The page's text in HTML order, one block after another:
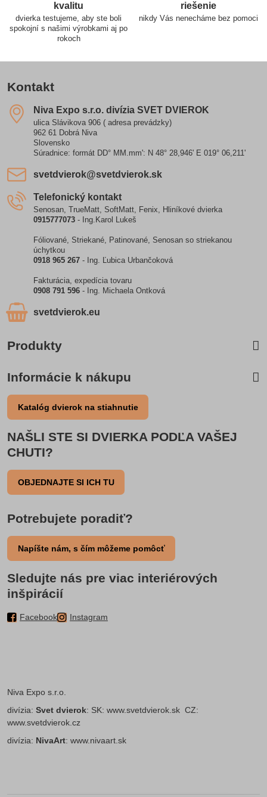
kvalitu
dvierka testujeme, aby ste boli
spokojní s našimi výrobkami aj po
rokoch
riešenie
nikdy Vás nenecháme bez pomoci
Kontakt
Niva Expo s​.r​.o​. divízia SVET DVIEROK
ulica Slávikova 906 ( adresa prevádzky)
962 61 Dobrá Niva
Slovensko
Súradnice: formát DD° MM.mm': N 48° 28,946' E 019° 06,211'
svetdvierok​@svetdvierok​.sk
Telefonický kontakt
Senosan, TrueMatt, SoftMatt, Fenix, Hliníkové dvierka
0915777073 - Ing.Karol Lukeš
Fóliované, Striekané, Patinované, Senosan so striekanou
úchytkou
0918 965 267 - Ing. Ľubica Urbančoková
Fakturácia, expedícia tovaru
0908 791 596 - Ing. Michaela Ontková
svetdvierok​.eu
Produkty
Informácie k nákupu
Katalóg dvierok na stiahnutie
NAŠLI STE SI DVIERKA PODĽA VAŠEJ
CHUTI?
OBJEDNAJTE SI ICH TU
Potrebujete poradiť?
Napíšte nám, s čím môžeme pomôcť
Sledujte nás pre viac interiérových
inšpirácií
Facebook Instagram
Niva Expo s.r.o.
divízia: Svet dvierok: SK: www.svetdvierok.sk CZ:
www.svetdvierok.cz
divízia: NivaArt: www.nivaart.sk